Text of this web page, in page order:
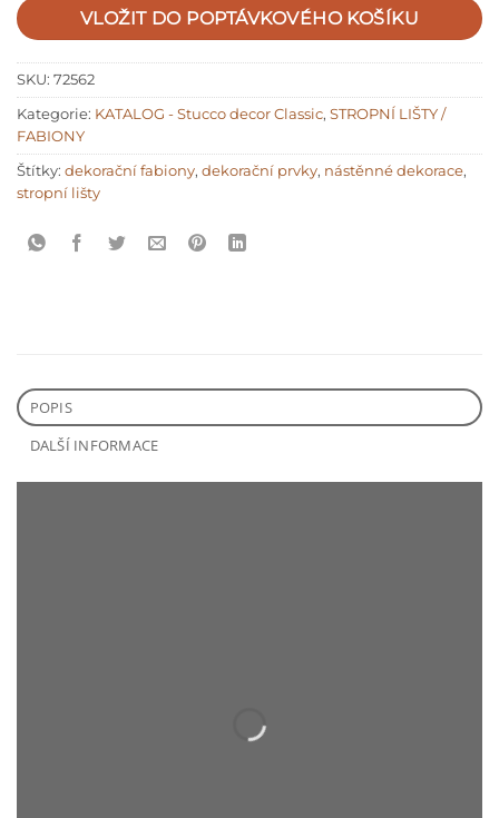
VLOŽIT DO POPTÁVKOVÉHO KOŠÍKU
SKU: 72562
Kategorie: KATALOG - Stucco decor Classic, STROPNÍ LIŠTY /
FABIONY
Štítky: dekorační fabiony, dekorační prvky, nástěnné dekorace,
stropní lišty
POPIS
DALŠÍ INFORMACE